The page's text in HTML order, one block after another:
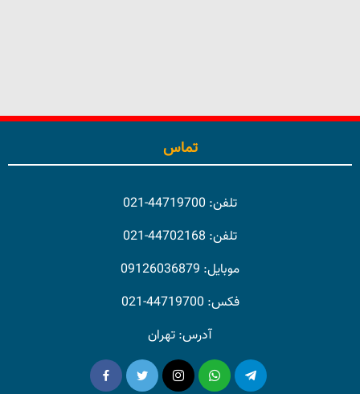
تماس
تلفن: 44719700-021
تلفن: 44702168-021
موبایل: 09126036879
فکس: 44719700-021
آدرس: تهران